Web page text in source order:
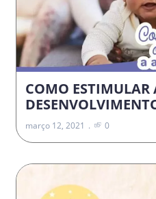
COMO
março 12, 2021 0